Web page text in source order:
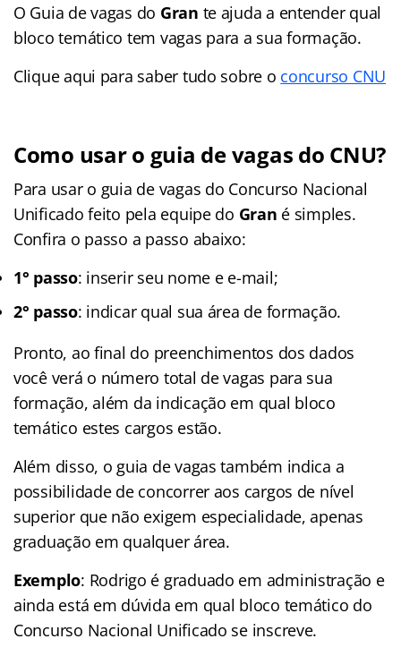
O Guia de vagas do Gran te ajuda a entender qual
bloco temático tem vagas para a sua formação.
Clique aqui para saber tudo sobre o concurso CNU
Como usar o guia de vagas do CNU?
Para usar o guia de vagas do Concurso Nacional
Unificado feito pela equipe do Gran é simples.
Confira o passo a passo abaixo:
1° passo: inserir seu nome e e-mail;
2° passo: indicar qual sua área de formação.
Pronto, ao final do preenchimentos dos dados
você verá o número total de vagas para sua
formação, além da indicação em qual bloco
temático estes cargos estão.
Além disso, o guia de vagas também indica a
possibilidade de concorrer aos cargos de nível
superior que não exigem especialidade, apenas
graduação em qualquer área.
Exemplo: Rodrigo é graduado em administração e
ainda está em dúvida em qual bloco temático do
Concurso Nacional Unificado se inscreve.